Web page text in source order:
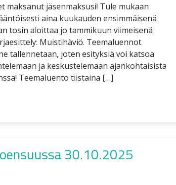
maksanut jäsenmaksusi! Tule mukaan
aina kuukauden ensimmäisenä
tosin aloittaa jo tammikuun viimeisenä
Muistihäviö. Teemaluennot
tallennetaan, joten esityksiä voi katsoa
ja keskustelemaan ajankohtaisista
Teemaluento tiistaina […]
30.10.2025